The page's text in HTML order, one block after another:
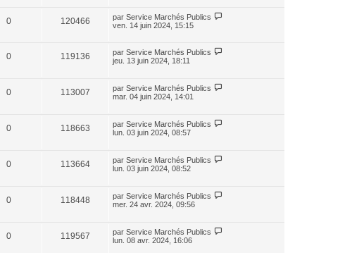
0 120466 par Service Marchés Publics
ven. 14 juin 2024, 15:15
0 119136 par Service Marchés Publics
jeu. 13 juin 2024, 18:11
0 113007 par Service Marchés Publics
mar. 04 juin 2024, 14:01
0 118663 par Service Marchés Publics
lun. 03 juin 2024, 08:57
0 113664 par Service Marchés Publics
lun. 03 juin 2024, 08:52
0 118448 par Service Marchés Publics
mer. 24 avr. 2024, 09:56
0 119567 par Service Marchés Publics
lun. 08 avr. 2024, 16:06